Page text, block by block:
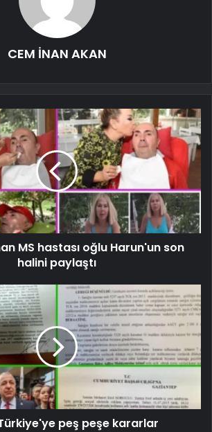
CEM İNAN AKAN
MS hastası oğlu Harun'un son
halini paylaştı
peş peşe kararlar